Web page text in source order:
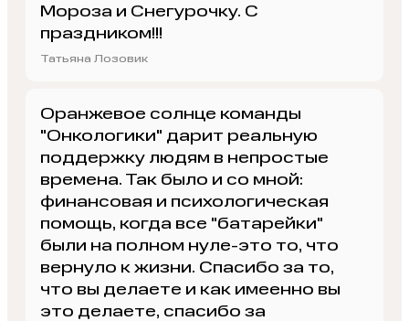
Мороза и Снегурочку. С
праздником!!!
Татьяна Лозовик
Оранжевое солнце команды
"Онкологики" дарит реальную
поддержку людям в непростые
времена. Так было и со мной:
финансовая и психологическая
помощь, когда все "батарейки"
были на полном нуле-это то, что
вернуло к жизни. Спасибо за то,
что вы делаете и как имеенно вы
это делаете, спасибо за